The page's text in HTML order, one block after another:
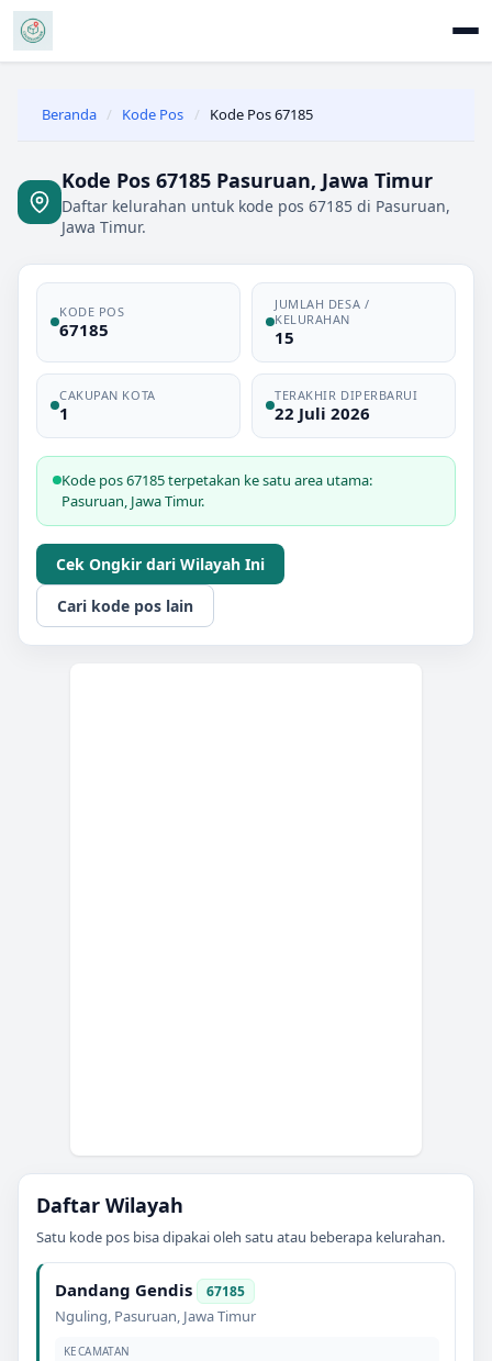
Beranda / Kode Pos / Kode Pos 67185
Kode Pos 67185 Pasuruan, Jawa Timur
Daftar kelurahan untuk kode pos 67185 di Pasuruan,
Jawa Timur.
KODE POS
67185
JUMLAH DESA /
KELURAHAN
15
CAKUPAN KOTA
1
TERAKHIR DIPERBARUI
22 Juli 2026
Kode pos 67185 terpetakan ke satu area utama:
Pasuruan, Jawa Timur.
Cek Ongkir dari Wilayah Ini
Cari kode pos lain
Daftar Wilayah
Satu kode pos bisa dipakai oleh satu atau beberapa kelurahan.
Dandang Gendis 67185
Nguling, Pasuruan, Jawa Timur
KECAMATAN